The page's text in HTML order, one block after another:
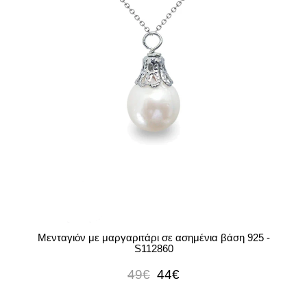
Μενταγιόν με μαργαριτάρι σε ασημένια βάση 925 -
S112860
49€ 44€